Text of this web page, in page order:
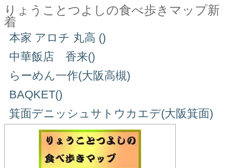
りょうことつよしの食べ歩きマップ新
着
本家 アロチ 丸高 ()
中華飯店 香来()
らーめん一作(大阪高槻)
BAQKET()
箕面デニッシュサトウカエデ(大阪箕面)